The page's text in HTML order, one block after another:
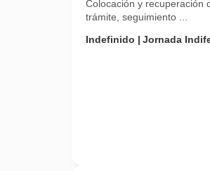
Colocación y recuperación
trámite, seguimiento ...
Indefinido
Jornada